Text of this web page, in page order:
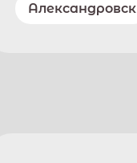
Александровск